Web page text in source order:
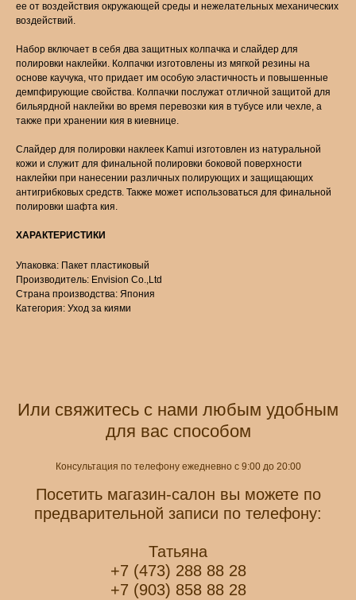
ее от воздействия окружающей среды и нежелательных механических
воздействий.
Набор включает в себя два защитных колпачка и слайдер для
полировки наклейки. Колпачки изготовлены из мягкой резины на
основе каучука, что придает им особую эластичность и повышенные
демпфирующие свойства. Колпачки послужат отличной защитой для
бильярдной наклейки во время перевозки кия в тубусе или чехле, а
также при хранении кия в киевнице.
Слайдер для полировки наклеек Kamui изготовлен из натуральной
кожи и служит для финальной полировки боковой поверхности
наклейки при нанесении различных полирующих и защищающих
антигрибковых средств. Также может использоваться для финальной
полировки шафта кия.
ХАРАКТЕРИСТИКИ
Упаковка: Пакет пластиковый
Производитель: Envision Co.,Ltd
Страна производства: Япония
Категория: Уход за киями
Или свяжитесь с нами любым удобным
для вас способом
Консультация по телефону ежедневно с 9:00 до 20:00
Посетить магазин-салон вы можете по
предварительной записи по телефону:
Татьяна
+7 (473) 288 88 28
+7 (903) 858 88 28